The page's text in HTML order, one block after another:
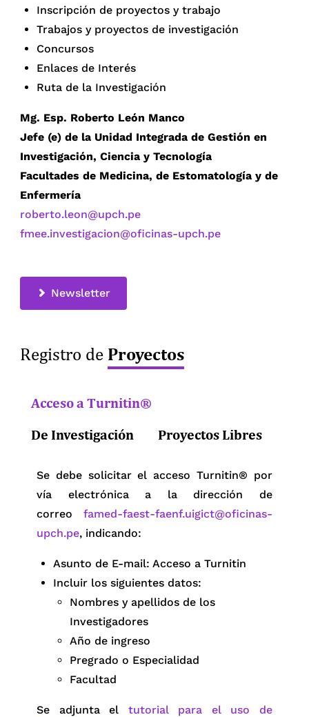
Inscripción de proyectos y trabajo
Trabajos y proyectos de investigación
Concursos
Enlaces de Interés
Ruta de la Investigación
Mg. Esp. Roberto León Manco
Jefe (e) de la Unidad Integrada de Gestión en
Investigación, Ciencia y Tecnología
Facultades de Medicina, de Estomatología y de
Enfermería
roberto.leon@upch.pe
fmee.investigacion@oficinas-upch.pe
Newsletter
Registro de Proyectos
Acceso a Turnitin®
De Investigación
Proyectos Libres
Se debe solicitar el acceso Turnitin® por
vía electrónica a la dirección de
correo famed-faest-faenf.uigict@oficinas-
upch.pe, indicando:
Asunto de E-mail: Acceso a Turnitin
Incluir los siguientes datos:
Nombres y apellidos de los
Investigadores
Año de ingreso
Pregrado o Especialidad
Facultad
Se adjunta el tutorial para el uso de